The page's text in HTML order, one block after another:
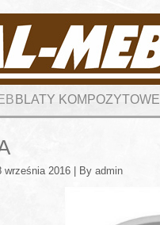
BLATY KOMPOZYTOWE
września 2016 By admin